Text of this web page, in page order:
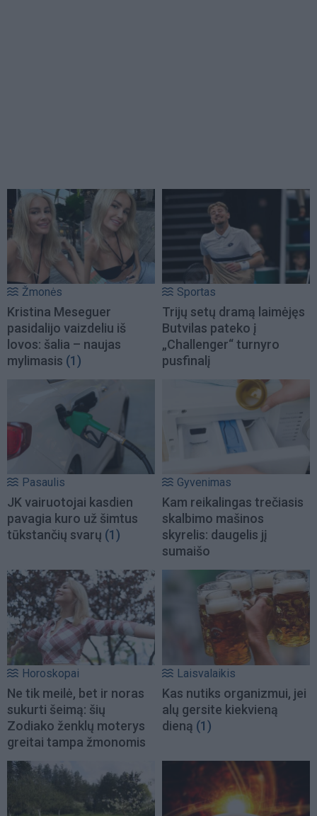
Žmonės
Kristina Meseguer
pasidalijo vaizdeliu iš
lovos: šalia – naujas
mylimasis (1)
Sportas
Trijų setų dramą laimėjęs
Butvilas pateko į
„Challenger“ turnyro
pusfinalį
Pasaulis
JK vairuotojai kasdien
pavagia kuro už šimtus
tūkstančių svarų (1)
Gyvenimas
Kam reikalingas trečiasis
skalbimo mašinos
skyrelis: daugelis jį
sumaišo
Horoskopai
Ne tik meilė, bet ir noras
sukurti šeimą: šių
Zodiako ženklų moterys
greitai tampa žmonomis
Laisvalaikis
Kas nutiks organizmui, jei
alų gersite kiekvieną
dieną (1)